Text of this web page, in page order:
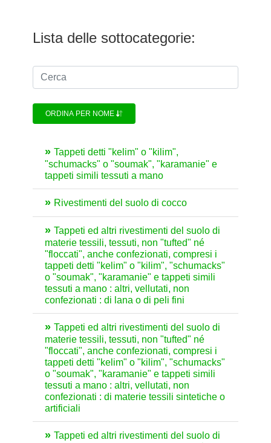
Lista delle sottocategorie:
ORDINA PER NOME
Tappeti detti "kelim" o "kilim",
"schumacks" o "soumak", "karamanie" e
tappeti simili tessuti a mano
Rivestimenti del suolo di cocco
Tappeti ed altri rivestimenti del suolo di
materie tessili, tessuti, non "tufted" né
"floccati", anche confezionati, compresi i
tappeti detti "kelim" o "kilim", "schumacks"
o "soumak", "karamanie" e tappeti simili
tessuti a mano : altri, vellutati, non
confezionati : di lana o di peli fini
Tappeti ed altri rivestimenti del suolo di
materie tessili, tessuti, non "tufted" né
"floccati", anche confezionati, compresi i
tappeti detti "kelim" o "kilim", "schumacks"
o "soumak", "karamanie" e tappeti simili
tessuti a mano : altri, vellutati, non
confezionati : di materie tessili sintetiche o
artificiali
Tappeti ed altri rivestimenti del suolo di